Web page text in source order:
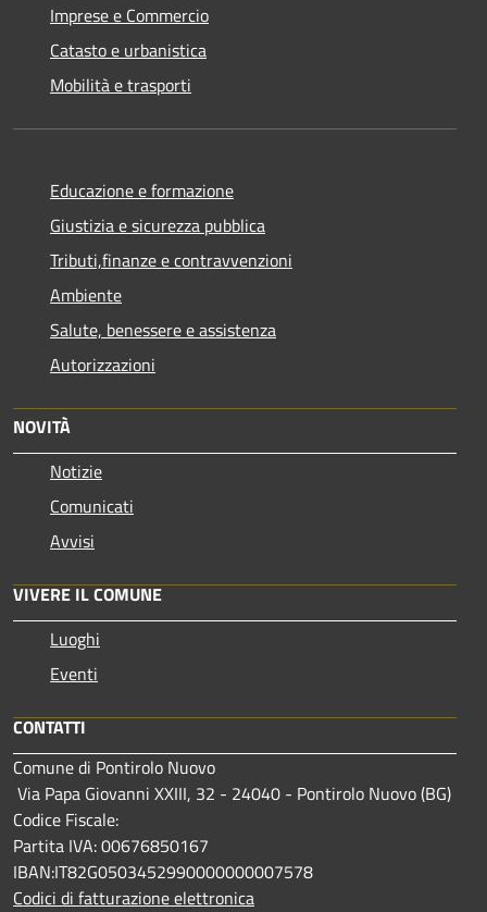
Imprese e Commercio
Catasto e urbanistica
Mobilità e trasporti
Educazione e formazione
Giustizia e sicurezza pubblica
Tributi,finanze e contravvenzioni
Ambiente
Salute, benessere e assistenza
Autorizzazioni
NOVITÀ
Notizie
Comunicati
Avvisi
VIVERE IL COMUNE
Luoghi
Eventi
CONTATTI
Comune di Pontirolo Nuovo
Via Papa Giovanni XXIII, 32 - 24040 - Pontirolo Nuovo (BG)
Codice Fiscale:
Partita IVA: 00676850167
IBAN:IT82G0503452990000000007578
Codici di fatturazione elettronica